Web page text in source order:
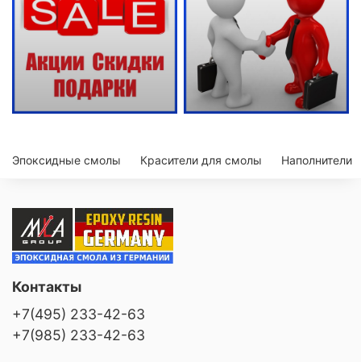
Эпоксидные смолы Красители для смолы Наполнители
Контакты
+7(495) 233-42-63
+7(985) 233-42-63